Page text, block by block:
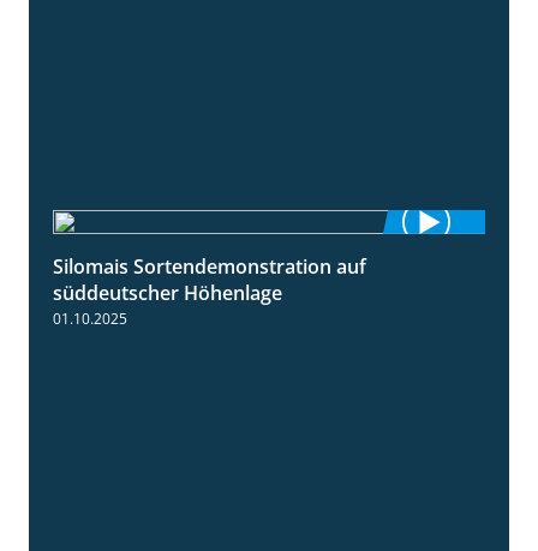
Silomais Sortendemonstration auf
süddeutscher Höhenlage
01.10.2025